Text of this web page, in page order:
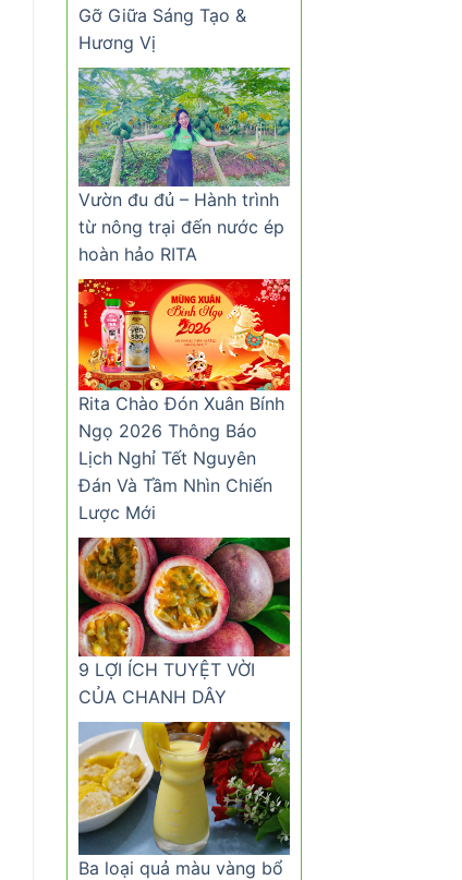
Gỡ Giữa Sáng Tạo &
Hương Vị
Vườn đu đủ – Hành trình
từ nông trại đến nước ép
hoàn hảo RITA
Rita Chào Đón Xuân Bính
Ngọ 2026 Thông Báo
Lịch Nghỉ Tết Nguyên
Đán Và Tầm Nhìn Chiến
Lược Mới
9 LỢI ÍCH TUYỆT VỜI
CỦA CHANH DÂY
Ba loại quả màu vàng bổ